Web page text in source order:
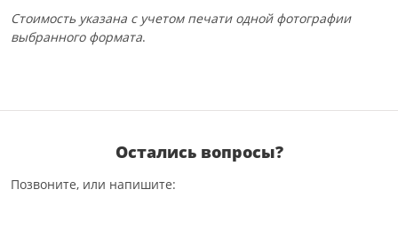
Стоимость указана с учетом печати одной фотографии
выбранного формата.
Остались вопросы?
Позвоните, или напишите: